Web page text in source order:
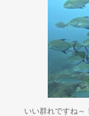
いい群れですね～！